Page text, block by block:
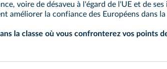
voire de désaveu à l'égard de l'UE et de
améliorer la confiance des Européens dans
la classe où vous confronterez vos points